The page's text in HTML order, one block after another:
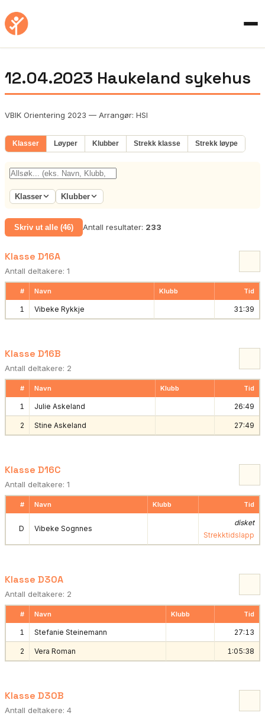
12.04.2023 Haukeland sykehus
VBIK Orientering 2023 — Arrangør: HSI
Klasser Løyper Klubber Strekk klasse Strekk løype
Klasser Klubber
Skriv ut alle (46) Antall resultater: 233
Klasse D16A
Antall deltakere: 1
# Navn Klubb Tid
1 Vibeke Rykkje 31:39
Klasse D16B
Antall deltakere: 2
# Navn Klubb Tid
1 Julie Askeland 26:49
2 Stine Askeland 27:49
Klasse D16C
Antall deltakere: 1
# Navn Klubb Tid
D Vibeke Sognnes
disket
Strekktidslapp
Klasse D30A
Antall deltakere: 2
# Navn Klubb Tid
1 Stefanie Steinemann 27:13
2 Vera Roman 1:05:38
Klasse D30B
Antall deltakere: 4